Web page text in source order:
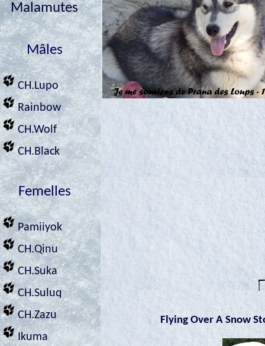
Malamutes
Mâles
CH.Lupo
Rainbow
CH.Wolf
CH.Black
Femelles
Pamiiyok
CH.Qinu
CH.Suka
CH.Suluq
CH.Zazu
Ikuma
Flying Over A Snow